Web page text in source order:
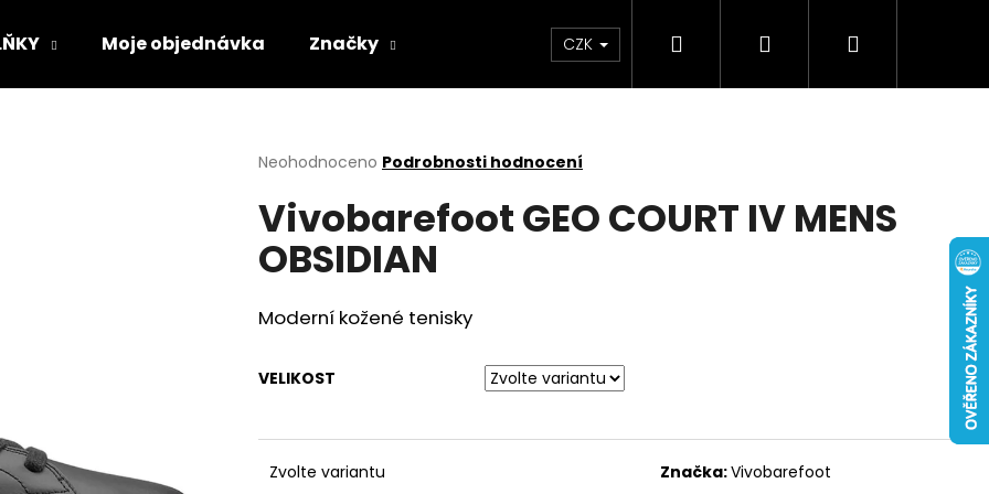
Moje objednávka Značky CZK Hledat PřihlášeníNákupní
Průměrné
produktu
je
0,0
z
hvězdiček.
Neohodnoceno Podrobnosti hodnocení
Vivobarefoot GEO COURT IV MENS
OBSIDIAN
Moderní kožené tenisky
VELIKOST
Zvolte variantu Značka:Vivobarefoot
HLEDAT
BAREFOOT S PAMĚŤOVOU SUEDE (VELOUR) NUBUCK SPRAY 200